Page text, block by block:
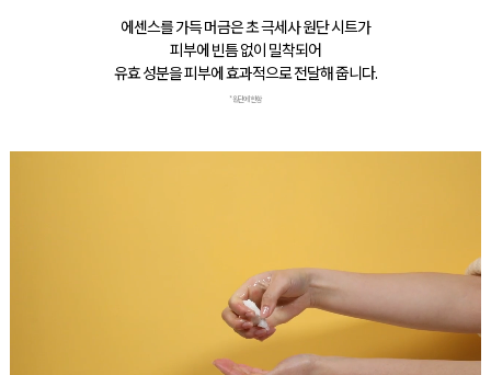
에센스를 가득 머금은 초 극세사 원단 시트가
피부에 빈틈 없이 밀착되어
유효 성분을 피부에 효과적으로 전달해 줍니다.
* 원단에 한함